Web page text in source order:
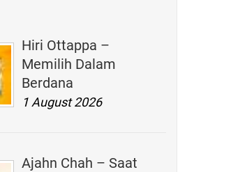
Hiri Ottappa –
Memilih Dalam
Berdana
1 August 2026
Ajahn Chah – Saat